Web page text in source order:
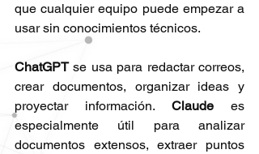
que cualquier equipo puede empezar a
usar sin conocimientos técnicos.
ChatGPT se usa para redactar correos,
crear documentos, organizar ideas y
proyectar información. Claude es
especialmente útil para analizar
documentos extensos, extraer puntos